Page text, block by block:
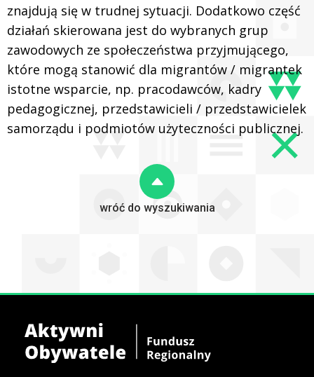
znajdują się w trudnej sytuacji. Dodatkowo część
działań skierowana jest do wybranych grup
zawodowych ze społeczeństwa przyjmującego,
które mogą stanowić dla migrantów / migrantek
istotne wsparcie, np. pracodawców, kadry
pedagogicznej, przedstawicieli / przedstawicielek
samorządu i podmiotów użyteczności publicznej.
wróć do wyszukiwania